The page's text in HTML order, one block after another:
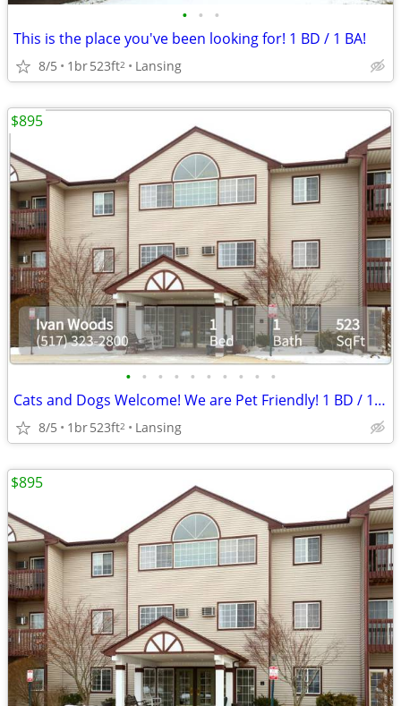
• • •
This is the place you've been looking for! 1 BD / 1 BA!
8/5 1br523ft2 Lansing
• • • • • • • • • •
Cats and Dogs Welcome! We are Pet Friendly! 1 BD / 1 BA
8/5 1br523ft2 Lansing
$895
$895